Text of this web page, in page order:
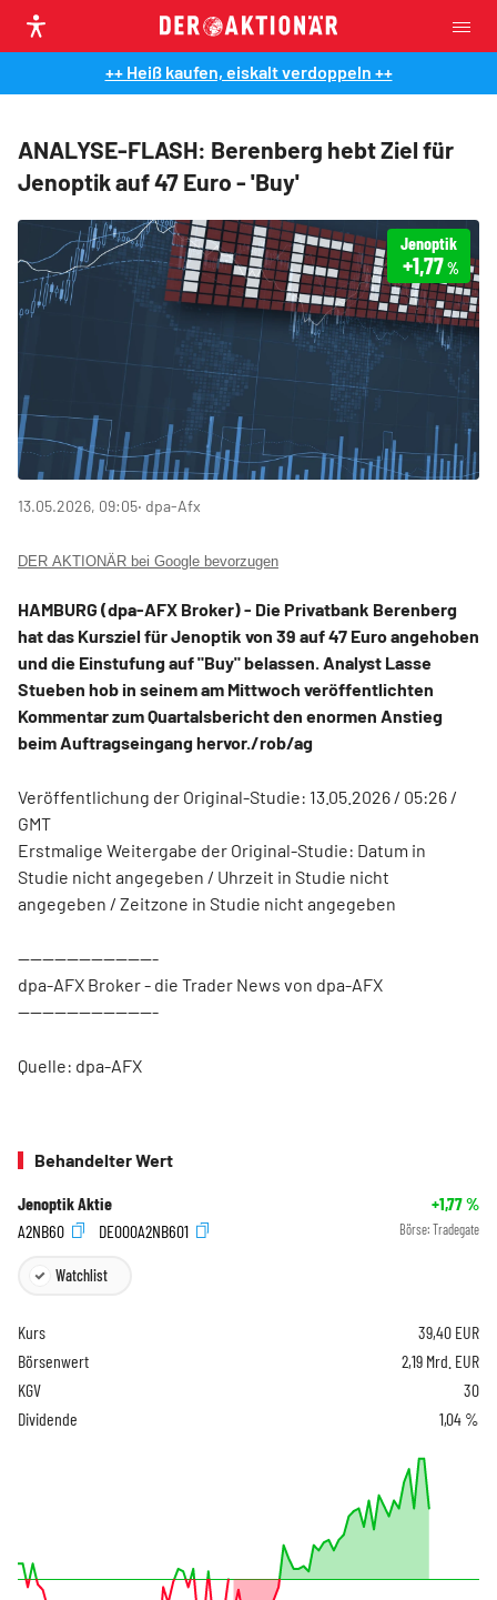
++ Heiß kaufen, eiskalt verdoppeln ++
ANALYSE-FLASH: Berenberg hebt Ziel für
Jenoptik auf 47 Euro - 'Buy'
Jenoptik
+1,77%
13.05.2026, 09:05‧ dpa-Afx
DER AKTIONÄR bei Google bevorzugen
HAMBURG (dpa-AFX Broker) - Die Privatbank Berenberg
hat das Kursziel für Jenoptik von 39 auf 47 Euro angehoben
und die Einstufung auf "Buy" belassen. Analyst Lasse
Stueben hob in seinem am Mittwoch veröffentlichten
Kommentar zum Quartalsbericht den enormen Anstieg
beim Auftragseingang hervor./rob/ag
Veröffentlichung der Original-Studie: 13.05.2026 / 05:26 /
GMT
Erstmalige Weitergabe der Original-Studie: Datum in
Studie nicht angegeben / Uhrzeit in Studie nicht
angegeben / Zeitzone in Studie nicht angegeben
-----------------------
dpa-AFX Broker - die Trader News von dpa-AFX
-----------------------
Quelle: dpa-AFX
Behandelter Wert
Jenoptik Aktie +1,77%
A2NB60
DE000A2NB601 Börse: Tradegate
Watchlist
Kurs 39,40 EUR
Börsenwert
2,19 Mrd. EUR
KGV
30
Dividende
1,04 %